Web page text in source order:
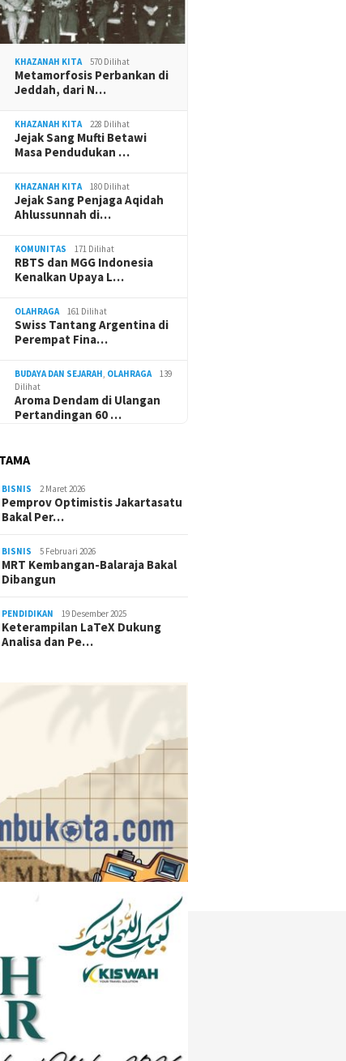
KHAZANAH KITA 570 Dilihat
Metamorfosis Perbankan di
Jeddah, dari N…
KHAZANAH KITA 228 Dilihat
Jejak Sang Mufti Betawi
Masa Pendudukan …
KHAZANAH KITA 180 Dilihat
Jejak Sang Penjaga Aqidah
Ahlussunnah di…
KOMUNITAS 171 Dilihat
RBTS dan MGG Indonesia
Kenalkan Upaya L…
OLAHRAGA 161 Dilihat
Swiss Tantang Argentina di
Perempat Fina…
BUDAYA DAN SEJARAH OLAHRAGA
139
Dilihat
Aroma Dendam di Ulangan
Pertandingan 60 …
BISNIS 2 Maret 2026
Pemprov Optimistis Jakartasatu
Bakal Per…
BISNIS 5 Februari 2026
MRT Kembangan-Balaraja Bakal
Dibangun
PENDIDIKAN 19 Desember 2025
Keterampilan LaTeX Dukung
Analisa dan Pe…
Instagram